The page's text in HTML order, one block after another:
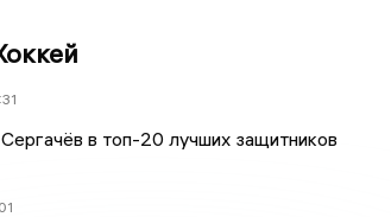
в топ-20 лучших защитников